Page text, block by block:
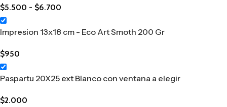
$5.500 - $6.700
Impresion 13x18 cm - Eco Art Smoth 200 Gr
$950
Paspartu 20X25 ext Blanco con ventana a elegir
$2.000